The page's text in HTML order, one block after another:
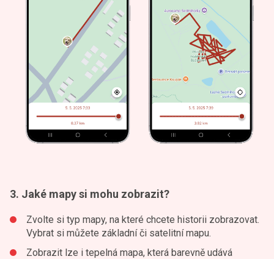
3. Jaké mapy si mohu zobrazit?
Zvolte si typ mapy, na které chcete historii zobrazovat.
Vybrat si můžete základní či satelitní mapu.
Zobrazit lze i tepelná mapa, která barevně udává